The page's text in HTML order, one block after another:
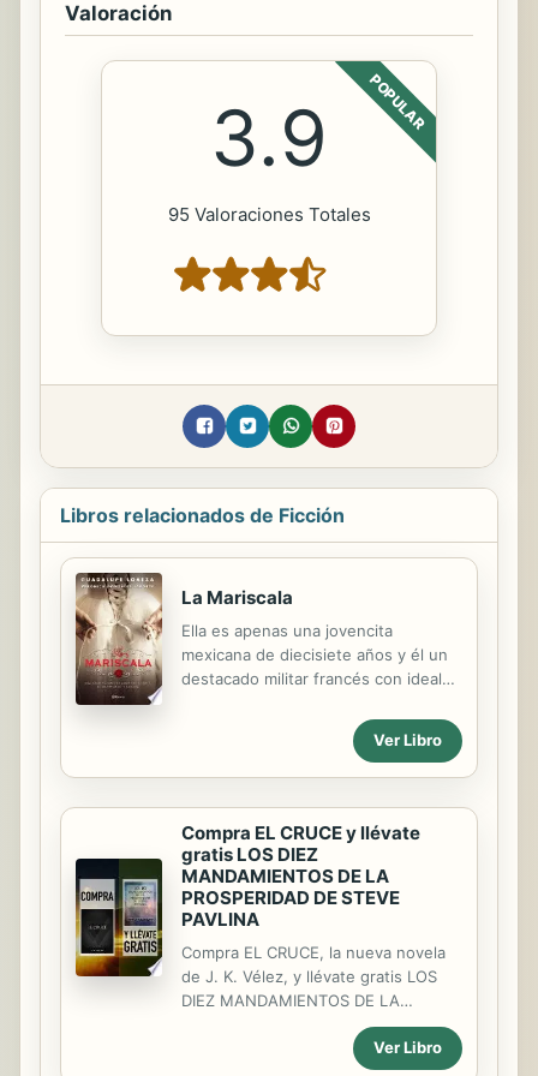
Valoración
POPULAR
3.9
95 Valoraciones Totales
Libros relacionados de Ficción
La Mariscala
Ella es apenas una jovencita
mexicana de diecisiete años y él un
destacado militar francés con ideales
México. Josefa de la Peña y el
mariscal Achille Bazaine se enamoran
con sólo cruzar unas cuantas
seduce; la gallardía y el poder que él
representa la hacen olvidar la
diferencia de edades. En el punto
álgido del Segundo Imperio Mexicano
comienza una apasionada
correspondencia entre ambos
personajes que culmina en una
elegante boda apadrinada por el
Habsburgo y la emperatriz Carlota.
Ver Libro
Compra EL CRUCE y llévate
gratis LOS DIEZ
MANDAMIENTOS DE LA
PROSPERIDAD DE STEVE
PAVLINA
Compra EL CRUCE, la nueva novela
de J. K. Vélez, y llévate gratis LOS
DIEZ MANDAMIENTOS DE LA
PROSPERIDAD DE STEVE PAVLINA de
Sofía Cassano. El Cruce J. K. Vélez El
Ver Libro